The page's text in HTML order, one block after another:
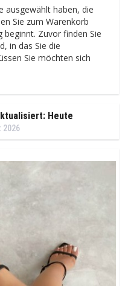
ausgewählt haben, die
Sie zum Warenkorb
Zuvor finden Sie
in das Sie die
Sie möchten sich
Heute
2026